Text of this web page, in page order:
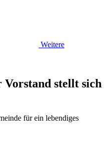
Weitere
stellt sich
für ein lebendiges